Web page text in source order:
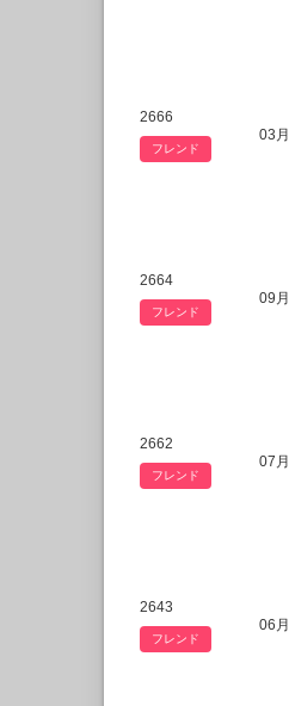
2666
フレンド
03
2664
フレンド
09
2662
フレンド
07
2643
フレンド
06